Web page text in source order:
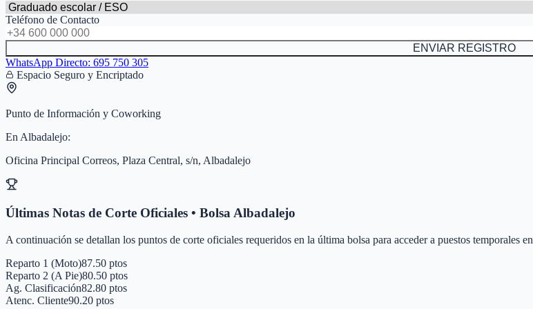
Teléfono de Contacto
ENVIAR REGISTRO
WhatsApp Directo: 695 750 305
Espacio Seguro y Encriptado
Punto de Información y Coworking
En Albadalejo:
Oficina Principal Correos, Plaza Central, s/n, Albadalejo
Últimas Notas de Corte Oficiales • BolsaAlbadalejo
A continuación se detallan los puntos de corte oficiales requeridos en la última bolsa para acceder a puestos temporales en
Reparto 1 (Moto)87.50 ptos
Reparto 2 (A Pie)80.50 ptos
Ag. Clasificación82.80 ptos
Atenc. Cliente90.20 ptos